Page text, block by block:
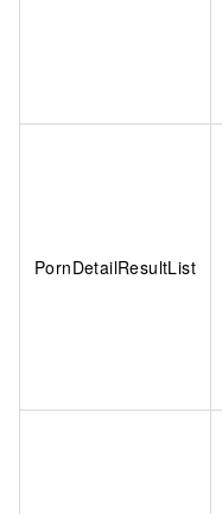
PornDetailResultList